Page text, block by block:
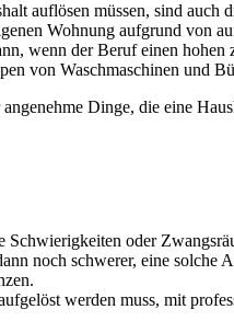
auflösen müssen, sind
Wohnung aufgrund von
wenn der Beruf einen
von Waschmaschinen und
Dinge, die eine
oder
noch schwerer, eine
werden muss, mit